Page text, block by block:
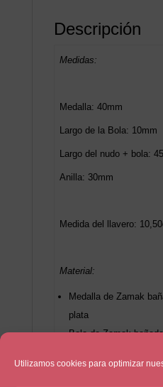
Utilizamos cookies para optimizar
Descripción
Medidas:
Medalla: 40mm
Largo de la Bola: 10mm
Largo del nudo + bola:
Anilla: 30mm
Medida del llavero:
Material:
Medalla de Zamak
plata
Bola de Zamak